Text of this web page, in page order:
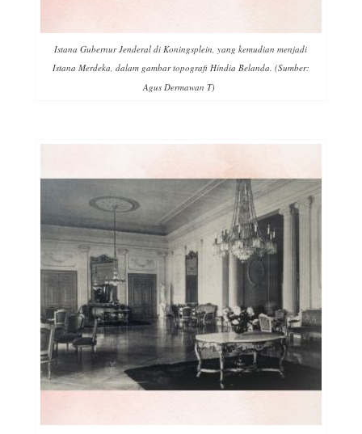
Istana Gubernur Jenderal di Koningsplein, yang kemudian menjadi
Istana Merdeka, dalam gambar topografi Hindia Belanda. (Sumber:
Agus Dermawan T)